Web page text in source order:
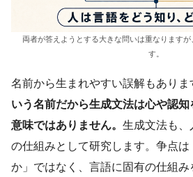
両者が答えようとする大きな問いは重なります
す。
名前から生まれやすい誤解もありま
いう名前だから生成文法は心や認
意味ではありません。 生成文法も
の仕組みとして研究します。争点は
か」ではなく、言語に固有の仕組み